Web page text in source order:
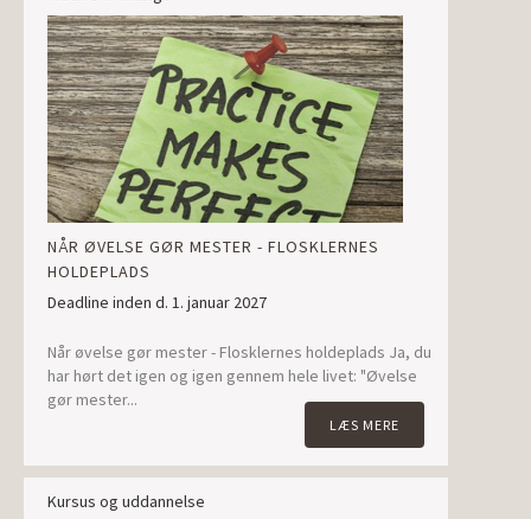
NÅR ØVELSE GØR MESTER - FLOSKLERNES
HOLDEPLADS
Deadline inden d. 1. januar 2027
Når øvelse gør mester - Flosklernes holdeplads Ja, du
har hørt det igen og igen gennem hele livet: "Øvelse
gør mester...
LÆS MERE
Kursus og uddannelse